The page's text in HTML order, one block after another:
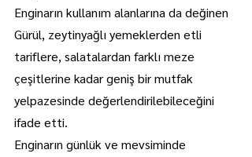
Enginarın kullanım alanlarına da değinen
Gürül, zeytinyağlı yemeklerden etli
tariflere, salatalardan farklı meze
çeşitlerine kadar geniş bir mutfak
yelpazesinde değerlendirilebileceğini
ifade etti.
Enginarın günlük ve mevsiminde